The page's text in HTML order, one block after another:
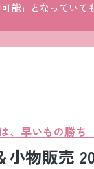
能」となっていて
、早いもの勝ち
物販売